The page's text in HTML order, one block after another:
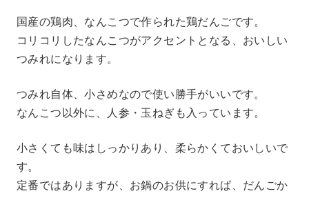
国産の鶏肉、なんこつで作られた鶏だんごです。
コリコリしたなんこつがアクセントとなる、おいしい
つみれになります。
つみれ自体、小さめなので使い勝手がいいです。
なんこつ以外に、人参・玉ねぎも入っています。
小さくても味はしっかりあり、柔らかくておいしいで
す。
定番ではありますが、お鍋のお供にすれば、だんごか